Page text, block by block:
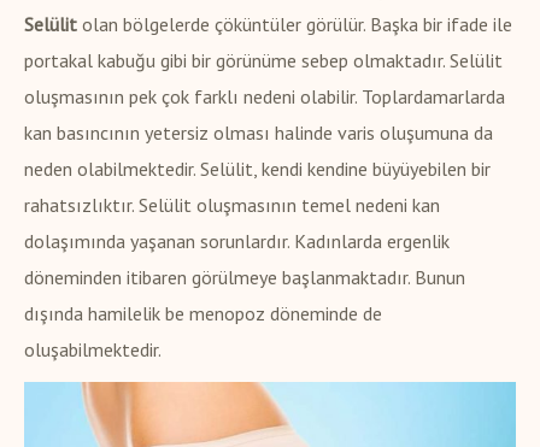
Selülit olan bölgelerde çöküntüler görülür. Başka bir ifade ile
portakal kabuğu gibi bir görünüme sebep olmaktadır. Selülit
oluşmasının pek çok farklı nedeni olabilir. Toplardamarlarda
kan basıncının yetersiz olması halinde varis oluşumuna da
neden olabilmektedir. Selülit, kendi kendine büyüyebilen bir
rahatsızlıktır. Selülit oluşmasının temel nedeni kan
dolaşımında yaşanan sorunlardır. Kadınlarda ergenlik
döneminden itibaren görülmeye başlanmaktadır. Bunun
dışında hamilelik be menopoz döneminde de
oluşabilmektedir.